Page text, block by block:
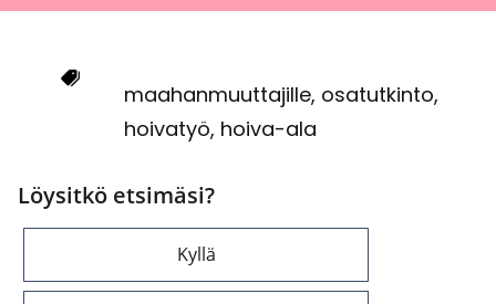
maa­han­muut­ta­jil­le, osa­tut­kin­to,
hoi­va­työ, hoiva-​ala
Löysitkö etsimäsi?
Kyllä